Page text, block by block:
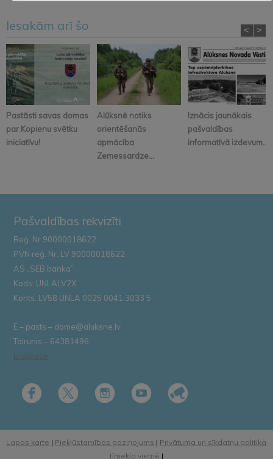
Iesakām arī šo
Pastāsti savas domas
par Kopienu svētku
iniciatīvu!
Alūksnē notiks
orientēšanās
apmācība
Zemessardze...
Iznācis jaunākais
pašvaldības
informatīvā izdevum...
< >
Pašvaldības rekvizīti
Reģ. Nr.90000018622
PVN reģ. Nr. LV 90000018622
AS „SEB banka”
Kods: UNLALV2X
Konts: LV58 UNLA 0025 0041 3033 5
E – pasts – dome@aluksne.lv
Tālrunis – 64381496
E-adrese
Lapas karte | Piekļūstamības paziņojums | Privātuma un sīkdatņu politika
tīmekļa vietnē |